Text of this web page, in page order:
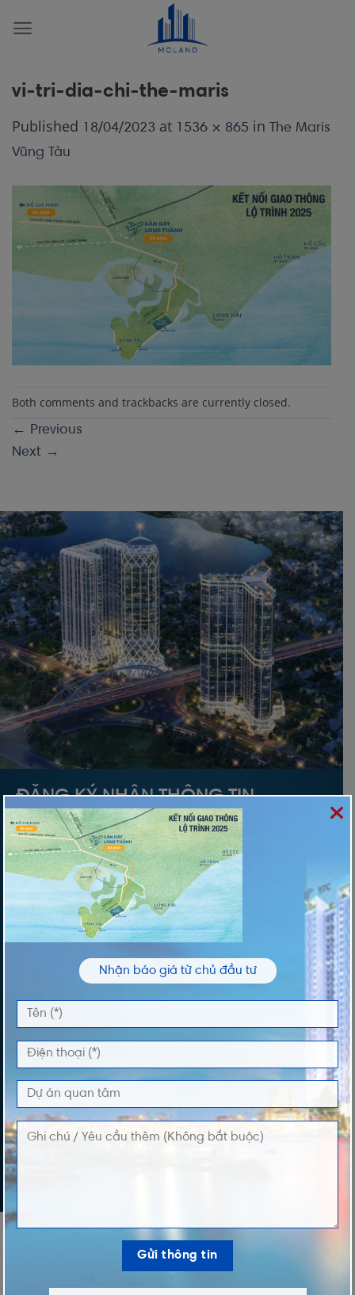
vi-tri-dia-chi-the-maris
Published
18/04/2023 at 1536 × 865 in
The Maris
Vũng Tàu
Both comments and trackbacks are currently closed.
← Previous
Next →
ĐĂNG KÝ NHẬN THÔNG TIN
Vui lòng nhập thông tin của bạn để nhận thông
tin Giá và Giỏ Hàng độc quyền từ chúng tôi
DỰ ÁN QUAN TÂM
LỜI NHẮN
Nhận báo giá từ chủ đầu tư